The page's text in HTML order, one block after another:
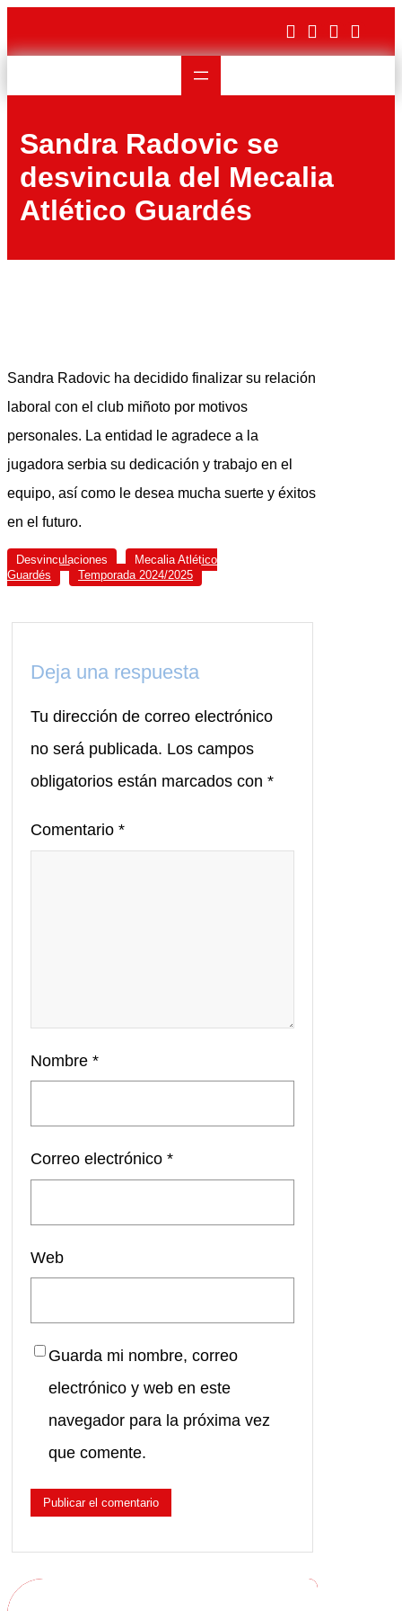
contenido
Sandra Radovic se
desvincula del Mecalia
Atlético Guardés
Sandra Radovic ha decidido finalizar su relación
laboral con el club miñoto por motivos
personales. La entidad le agradece a la
jugadora serbia su dedicación y trabajo en el
equipo, así como le desea mucha suerte y éxitos
en el futuro.
Desvinculaciones
Mecalia Atlético
Guardés
Temporada 2024/2025
Deja una respuesta
Tu dirección de correo electrónico
no será publicada. Los campos
obligatorios están marcados con *
Comentario *
Nombre *
Correo electrónico *
Web
Guarda mi nombre, correo
electrónico y web en este
navegador para la próxima vez
que comente.